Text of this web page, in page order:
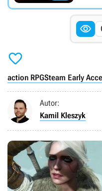


action RPGSteam Early
Autor:
Kamil Kleszyk